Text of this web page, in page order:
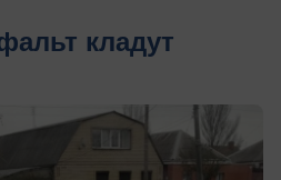
кладут